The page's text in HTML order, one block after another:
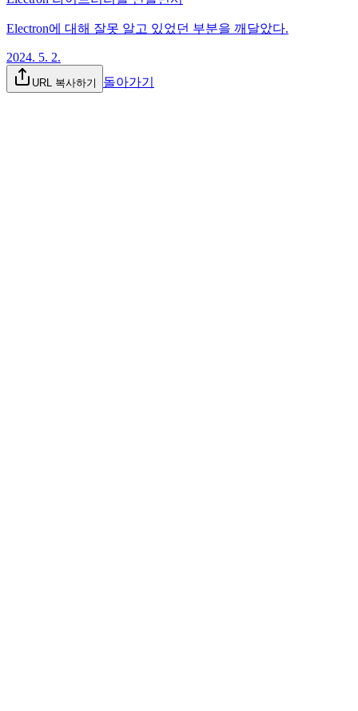
Electron에 대해 잘못 알고 있었던 부분을 깨달았다.
2024. 5. 2.
URL 복사하기 돌아가기